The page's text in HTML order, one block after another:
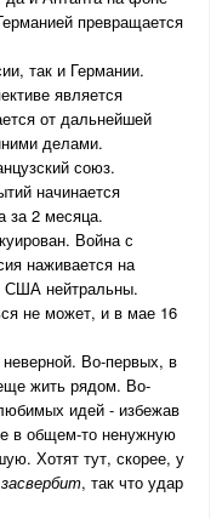
превращается
так и Германии.
является
от дальнейшей
делами.
союз.
начинается
за 2 месяца.
Война с
наживается на
США нейтральны.
не может, и в мае 16
Во-первых, в
жить рядом. Во-
идей - избежав
в общем-то ненужную
Хотят тут, скорее, у
засвербит, так что удар